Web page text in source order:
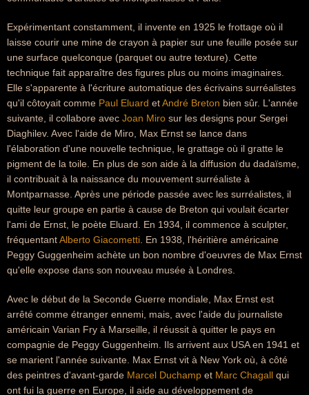
Expérimentant constamment, il invente en 1925 le frottage où il
laisse courir une mine de crayon à papier sur une feuille posée sur
une surface quelconque (parquet ou autre texture). Cette
technique fait apparaître des figures plus ou moins imaginaires.
Elle s'apparente à l'écriture automatique des écrivains surréalistes
qu'il côtoyait comme Paul Eluard etAndré Breton bien sûr. L'année
suivante, il collabore avec Joan Miro sur les designs pour Sergei
Diaghilev. Avec l'aide de Miro, Max Ernst se lance dans
l'élaboration d'une nouvelle technique, le grattage où il gratte le
pigment de la toile. En plus de son aide à la diffusion du dadaïsme,
il contribuait à la naissance du mouvement surréaliste à
Montparnasse. Après une période passée avec les surréalistes, il
quitte leur groupe en partie à cause de Breton qui voulait écarter
l'ami de Ernst, le poète Eluard. En 1934, il commence à sculpter,
fréquentantAlberto Giacometti . En 1938, l'héritière américaine
Peggy Guggenheim achète un bon nombre d'oeuvres de Max Ernst
qu'elle expose dans son nouveau musée à Londres.
Avec le début de la Seconde Guerre mondiale, Max Ernst est
arrêté comme étranger ennemi, mais, avec l'aide du journaliste
américain Varian Fry à Marseille, il réussit à quitter le pays en
compagnie de Peggy Guggenheim. Ils arrivent aux USA en 1941 et
se marient l'année suivante. Max Ernst vit à New York où, à côté
des peintres d'avant-garde Marcel Duchamp et Marc Chagall qui
ont fui la guerre en Europe, il aide au développement de